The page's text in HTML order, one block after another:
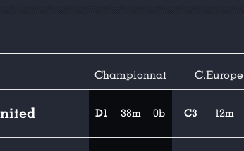
Championnat C.Europe
D1 38m 0b C3 12m